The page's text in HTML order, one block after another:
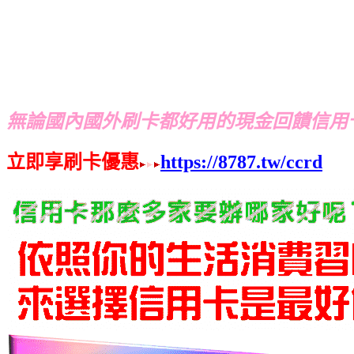
無論國內國外刷卡都好用的現金回饋信用
立即享刷卡優惠
https://8787.tw/ccrd